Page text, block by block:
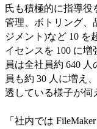
氏も積極的に指導役
管理、ボトリング、
ジメント)など 10 を
イセンスを 100 に増
員は全社員約 640
員も約 30 人に増え
透している様子が伺
「社内では